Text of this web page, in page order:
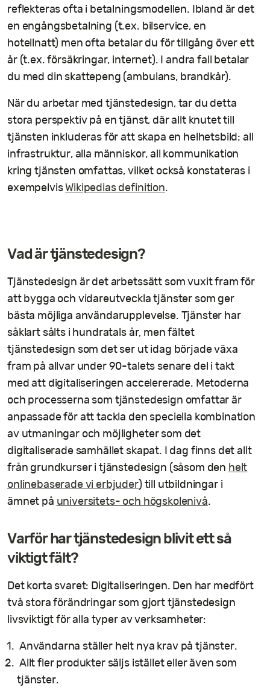
reflekteras ofta i betalningsmodellen. Ibland är det
en engångsbetalning (t.ex. bilservice, en
hotellnatt) men ofta betalar du för tillgång över ett
år (t.ex. försäkringar, internet). I andra fall betalar
du med din skattepeng (ambulans, brandkår).
När du arbetar med tjänstedesign, tar du detta
stora perspektiv på en tjänst, där allt knutet till
tjänsten inkluderas för att skapa en helhetsbild: all
infrastruktur, alla människor, all kommunikation
kring tjänsten omfattas, vilket också konstateras i
exempelvisWikipedias definition.
Vad är tjänstedesign?
Tjänstedesign är det arbetssätt som vuxit fram för
att bygga och vidareutveckla tjänster som ger
bästa möjliga användarupplevelse. Tjänster har
såklart sålts i hundratals år, men fältet
tjänstedesign som det ser ut idag började växa
fram på allvar under 90-talets senare del i takt
med att digitaliseringen accelererade. Metoderna
och processerna som tjänstedesign omfattar är
anpassade för att tackla den speciella kombination
av utmaningar och möjligheter som det
digitaliserade samhället skapat. I dag finns det allt
från grundkurser i tjänstedesign (såsom den helt
onlinebaserade vi erbjuder) till utbildningar i
ämnet på universitets- och högskolenivå.
Varför har tjänstedesign blivit ett så
viktigt fält?
Det korta svaret: Digitaliseringen. Den har medfört
två stora förändringar som gjort tjänstedesign
livsviktigt för alla typer av verksamheter:
Användarna ställer helt nya krav på tjänster.
Allt fler produkter säljs istället eller även som
tjänster.